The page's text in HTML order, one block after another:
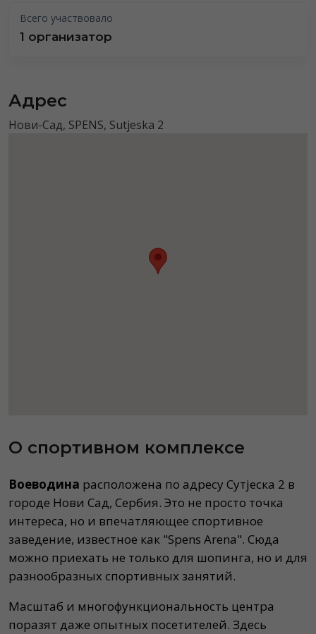
Всего участвовало
1 организатор
Адрес
Нови-Сад, SPENS, Sutjeska 2
О спортивном комплексе
Воеводина расположена по адресу Сутјеска 2 в
городе Нови Сад, Сербия. Это не просто точка
интереса, но и впечатляющее спортивное
заведение, известное как "Spens Arena". Сюда
можно приехать не только для шопинга, но и для
разнообразных спортивных занятий.
Масштаб и многофункциональность центра
поразят даже опытных посетителей. Здесь